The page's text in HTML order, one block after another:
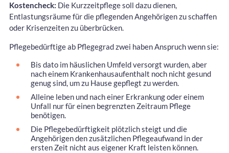
Kostencheck: Die Kurzzeitpflege soll dazu dienen,
Entlastungsräume für die pflegenden Angehörigen zu schaffen
oder Krisenzeiten zu überbrücken.
Pflegebedürftige ab Pflegegrad zwei haben Anspruch wenn sie:
Bis dato im häuslichen Umfeld versorgt wurden, aber
nach einem Krankenhausaufenthalt noch nicht gesund
genug sind, um zu Hause gepflegt zu werden.
Alleine leben und nach einer Erkrankung oder einem
Unfall nur für einen begrenzten Zeitraum Pflege
benötigen.
Die Pflegebedürftigkeit plötzlich steigt und die
Angehörigen den zusätzlichen Pflegeaufwand in der
ersten Zeit nicht aus eigener Kraft leisten können.